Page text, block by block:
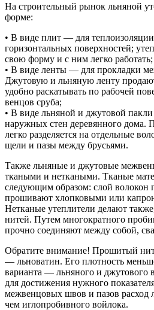
На строительный рынок льняной
форме:
• В виде плит — для
горизонтальных поверхностей;
свою форму и с ним легко работать;
• В виде ленты — для прокладки
Джутовую и льняную ленту
удобно раскатывать по рабочей
венцов сруба;
• В виде льняной и джутовой
наружных стен деревянного дома.
легко разделяется на отдельные
щели и пазы между брусьями.
Также льняные и джутовые
ткаными и неткаными. Тканые
следующим образом: слой волокон
прошивают хлопковыми или
Нетканые утеплители делают
нитей. Путем многократного
прочно соединяют между собой,
Обратите внимание! Прошитый
— льноватин. Его плотность
варианта — льняного и джутового
для достижения нужного
межвенцовых швов и пазов расход
чем иглопробивного войлока.